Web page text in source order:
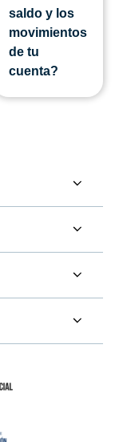
saldo y los
movimientos
de tu
cuenta?